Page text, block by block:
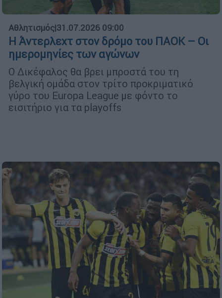
Αθλητισμός|31.07.2026 09:00
Η Άντερλεχτ στον δρόμο του ΠΑΟΚ – Οι
ημερομηνίες των αγώνων
Ο Δικέφαλος θα βρει μπροστά του τη
βελγική ομάδα στον τρίτο προκριματικό
γύρο του Europa League με φόντο το
εισιτήριο για τα playoffs